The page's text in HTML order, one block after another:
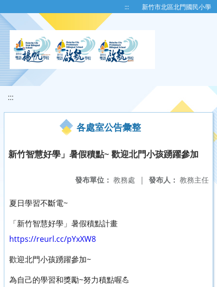
::: 新竹市北區北門國民小學
:::
各處室公告彙整
新竹智慧好學」暑假積點~ 歡迎北門小孩踴躍參加
發布人： 教務主任
發布單位： 教務處 |
夏日學習不斷電~
「新竹智慧好學」暑假積點計畫
https://reurl.cc/pYxXW8
歡迎北門小孩踴躍參加~
為自己的學習和獎勵~努力積點喔💪